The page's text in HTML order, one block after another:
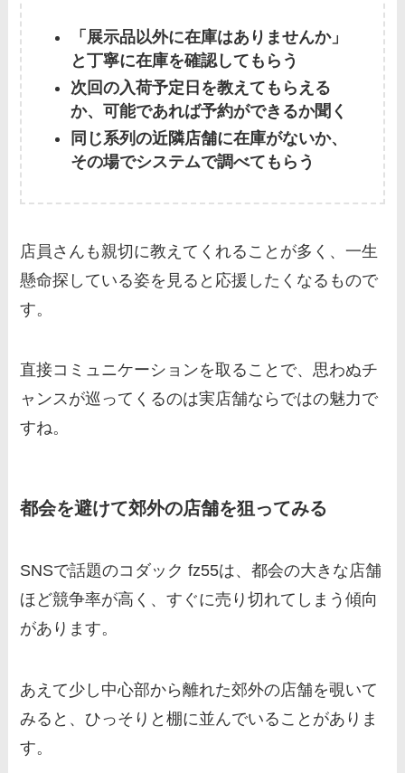
「展示品以外に在庫はありませんか」
と丁寧に在庫を確認してもらう
次回の入荷予定日を教えてもらえる
か、可能であれば予約ができるか聞く
同じ系列の近隣店舗に在庫がないか、
その場でシステムで調べてもらう
店員さんも親切に教えてくれることが多く、一生
懸命探している姿を見ると応援したくなるもので
す。
直接コミュニケーションを取ることで、思わぬチ
ャンスが巡ってくるのは実店舗ならではの魅力で
すね。
都会を避けて郊外の店舗を狙ってみる
SNSで話題のコダック fz55は、都会の大きな店舗
ほど競争率が高く、すぐに売り切れてしまう傾向
があります。
あえて少し中心部から離れた郊外の店舗を覗いて
みると、ひっそりと棚に並んでいることがありま
す。